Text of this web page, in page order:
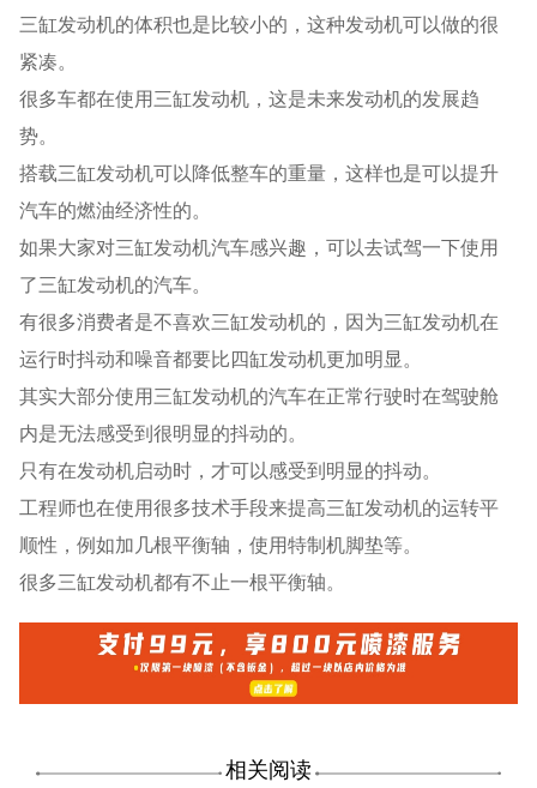
三缸发动机的体积也是比较小的，这种发动机可以做的很
紧凑。
很多车都在使用三缸发动机，这是未来发动机的发展趋
势。
搭载三缸发动机可以降低整车的重量，这样也是可以提升
汽车的燃油经济性的。
如果大家对三缸发动机汽车感兴趣，可以去试驾一下使用
了三缸发动机的汽车。
有很多消费者是不喜欢三缸发动机的，因为三缸发动机在
运行时抖动和噪音都要比四缸发动机更加明显。
其实大部分使用三缸发动机的汽车在正常行驶时在驾驶舱
内是无法感受到很明显的抖动的。
只有在发动机启动时，才可以感受到明显的抖动。
工程师也在使用很多技术手段来提高三缸发动机的运转平
顺性，例如加几根平衡轴，使用特制机脚垫等。
很多三缸发动机都有不止一根平衡轴。
相关阅读